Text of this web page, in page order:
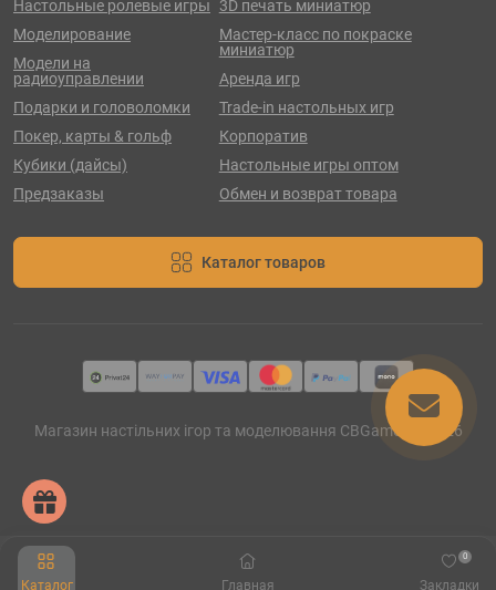
Каталог Главная Закладки
0
Настольные ролевые игры
Моделирование
Модели на
радиоуправлении
Подарки и головоломки
Покер, карты & гольф
Кубики (дайсы)
Предзаказы
3D печать миниатюр
Мастер-класс по покраске
миниатюр
Аренда игр
Trade-in настольных игр
Корпоратив
Настольные игры оптом
Обмен и возврат товара
Каталог товаров
Магазин настільних ігор та моделювання CBGames © 2026